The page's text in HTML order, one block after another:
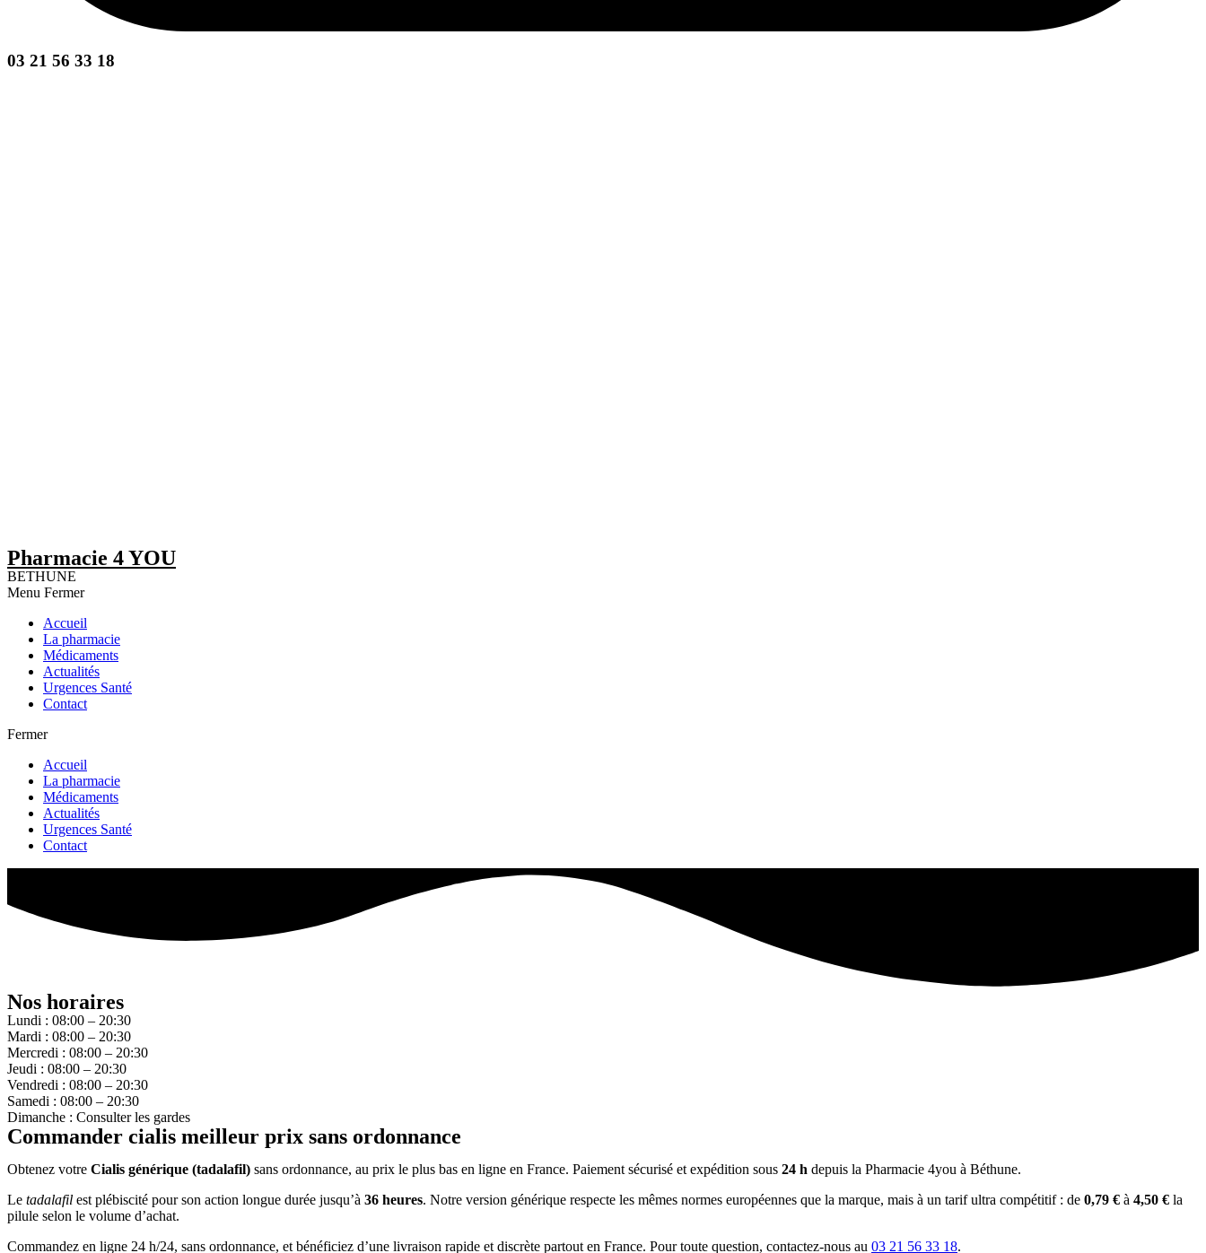
03 21 56 33 18
Pharmacie 4 YOU
BETHUNE
Menu Fermer
Accueil
La pharmacie
Médicaments
Actualités
Urgences Santé
Contact
Fermer
Accueil
La pharmacie
Médicaments
Actualités
Urgences Santé
Contact
Nos horaires
Lundi : 08:00 – 20:30
Mardi : 08:00 – 20:30
Mercredi : 08:00 – 20:30
Jeudi : 08:00 – 20:30
Vendredi : 08:00 – 20:30
Samedi : 08:00 – 20:30
Dimanche : Consulter les gardes
Commander cialis meilleur prix sans ordonnance
Obtenez votre Cialis générique (tadalafil) sans ordonnance, au prix le plus bas en ligne en France. Paiement sécurisé et expédition sous 24 h depuis la Pharmacie 4you à Béthune.
Le tadalafil est plébiscité pour son action longue durée jusqu’à 36 heures. Notre version générique respecte les mêmes normes européennes que la marque, mais à un tarif ultra compétitif : de 0,79 € à 4,50 € la
pilule selon le volume d’achat.
Commandez en ligne 24 h/24, sans ordonnance, et bénéficiez d’une livraison rapide et discrète partout en France. Pour toute question, contactez-nous au 03 21 56 33 18.